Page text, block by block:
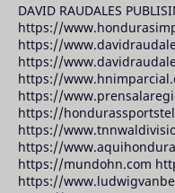
DAVID RAUDALES
https://
https://
https://
https://
https://
https://
https://
https://
https://mundohn.com
https://